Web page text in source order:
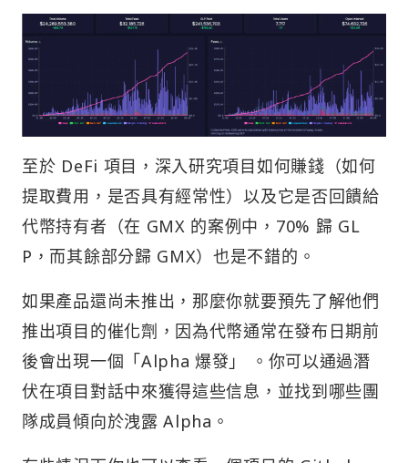
至於 DeFi 項目，深入研究項目如何賺錢（如何
提取費用，是否具有經常性）以及它是否回饋給
代幣持有者（在 GMX 的案例中，70% 歸 GL
P，而其餘部分歸 GMX）也是不錯的。
如果產品還尚未推出，那麼你就要預先了解他們
推出項目的催化劑，因為代幣通常在發布日期前
後會出現一個「Alpha 爆發」 。你可以通過潛
伏在項目對話中來獲得這些信息，並找到哪些團
隊成員傾向於洩露 Alpha。